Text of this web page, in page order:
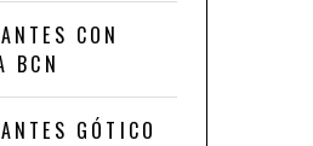
CON
BCN
GÓTICO